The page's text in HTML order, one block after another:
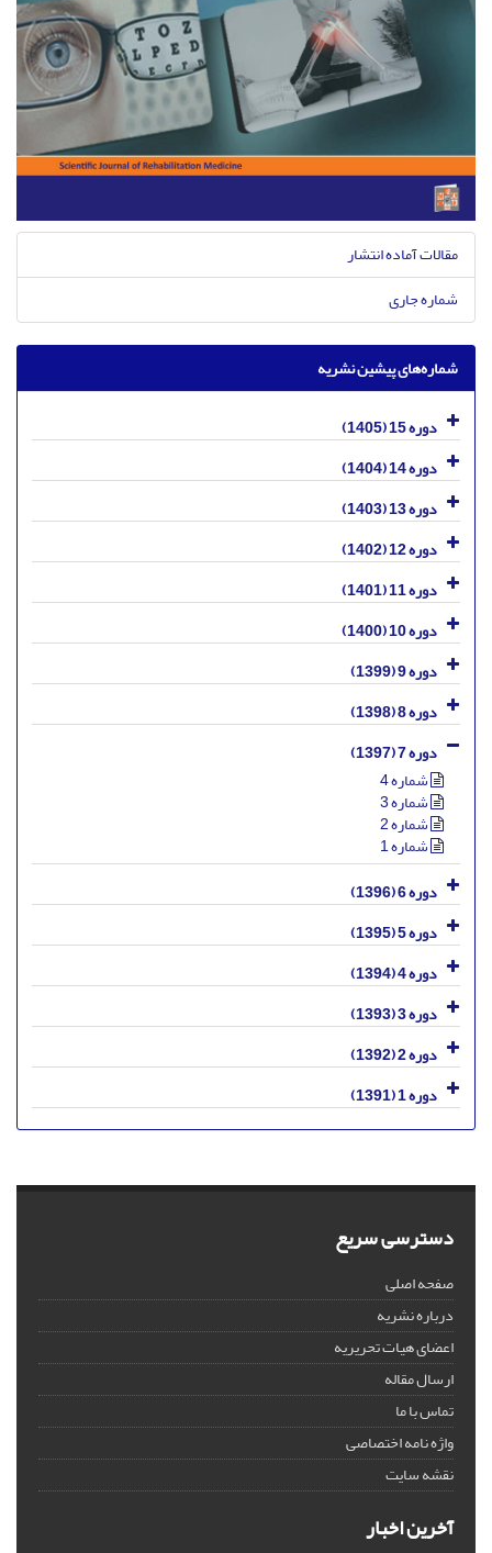
مقالات آماده انتشار
شماره جاری
شماره‌های پیشین نشریه
دوره 15 (1405)
دوره 14 (1404)
دوره 13 (1403)
دوره 12 (1402)
دوره 11 (1401)
دوره 10 (1400)
دوره 9 (1399)
دوره 8 (1398)
دوره 7 (1397)
شماره 4
شماره 3
شماره 2
شماره 1
دوره 6 (1396)
دوره 5 (1395)
دوره 4 (1394)
دوره 3 (1393)
دوره 2 (1392)
دوره 1 (1391)
دسترسی سریع
صفحه اصلی
درباره نشریه
اعضای هیات تحریریه
ارسال مقاله
تماس با ما
واژه نامه اختصاصی
نقشه سایت
آخرین اخبار